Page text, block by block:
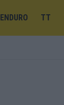
ENDURO TT